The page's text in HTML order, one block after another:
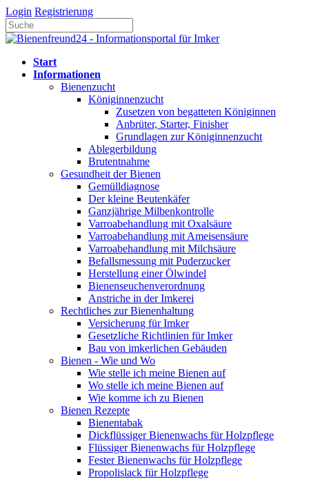
Login Registrierung
Start
Informationen
Bienenzucht
Königinnenzucht
Zusetzen von begatteten Königinnen
Anbrüter, Starter, Finisher
Grundlagen zur Königinnenzucht
Ablegerbildung
Brutentnahme
Gesundheit der Bienen
Gemülldiagnose
Der kleine Beutenkäfer
Ganzjährige Milbenkontrolle
Varroabehandlung mit Oxalsäure
Varroabehandlung mit Ameisensäure
Varroabehandlung mit Milchsäure
Befallsmessung mit Puderzucker
Herstellung einer Ölwindel
Bienenseuchenverordnung
Anstriche in der Imkerei
Rechtliches zur Bienenhaltung
Versicherung für Imker
Gesetzliche Richtlinien für Imker
Bau von imkerlichen Gebäuden
Bienen - Wie und Wo
Wie stelle ich meine Bienen auf
Wo stelle ich meine Bienen auf
Wie komme ich zu Bienen
Bienen Rezepte
Bienentabak
Dickflüssiger Bienenwachs für Holzpflege
Flüssiger Bienenwachs für Holzpflege
Fester Bienenwachs für Holzpflege
Propolislack für Holzpflege